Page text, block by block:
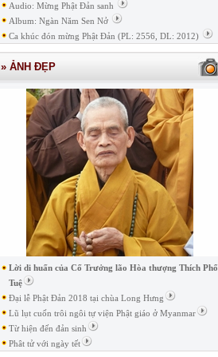
Audio: Mừng Phật Đản sanh
Album: Ngàn Năm Sen Nở
Ca khúc đón mừng Phật Đản (PL: 2556, DL: 2012)
» ẢNH ĐẸP
Lời di huấn của Cố Trưởng lão Hòa thượng Thích Phổ
Tuệ
Đại lễ Phật Đản 2018 tại chùa Long Hưng
Lũ lụt cuốn trôi ngôi tự viện Phật giáo ở Myanmar
Từ hiện đến đản sinh
Phât tử với ngày tết